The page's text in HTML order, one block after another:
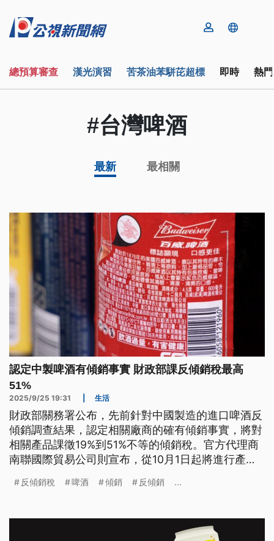
總預算審查 漢光演習 苦茶油苯駢芘超標 即時 熱
#台灣啤酒
最新 最相關
認定中製啤酒有傾銷事實 財政部課反傾銷稅最高
51%
2025/9/25 19:31 生活
財政部關務署公布，先前針對中國製造的進口啤酒反
傾銷調查結果，認定相關廠商的確有傾銷事實，將對
相關產品課徵19%到51%不等的傾銷稅。官方代理商
南聯國際貿易公司則宣布，從10月1日起將進行產品
會表示，國產啤酒不會向違反WTO規定的低價傾銷行
反傾銷稅 啤酒 傾銷 反傾銷 ...